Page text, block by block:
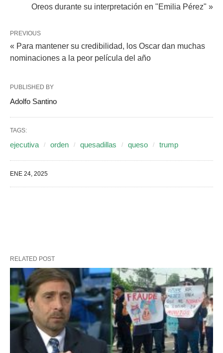
Oreos durante su interpretación en "Emilia Pérez" »
PREVIOUS
« Para mantener su credibilidad, los Oscar dan muchas
nominaciones a la peor película del año
PUBLISHED BY
Adolfo Santino
TAGS:
ejecutiva orden quesadillas queso trump
ENE 24, 2025
RELATED POST